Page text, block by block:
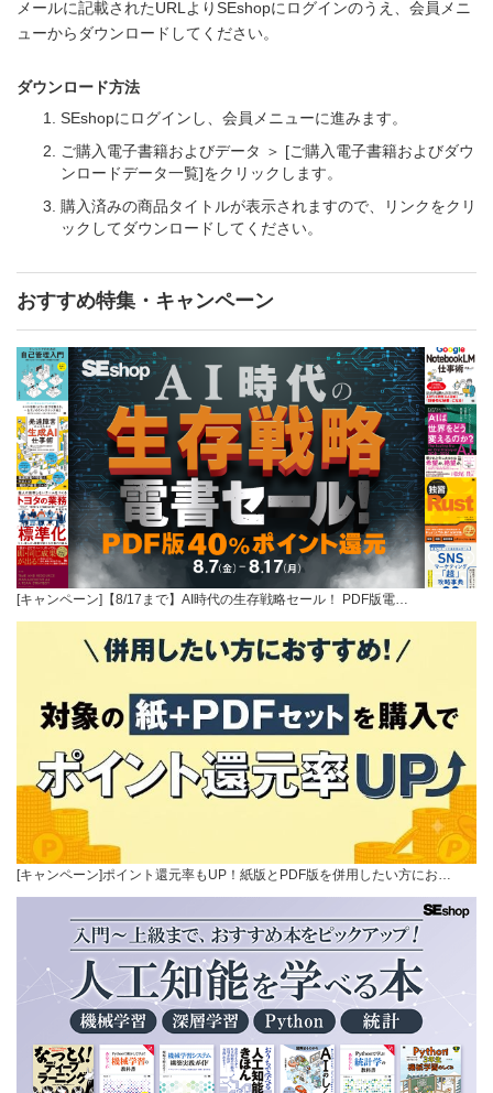
メールに記載されたURLよりSEshopにログインのうえ、会員メニ
ューからダウンロードしてください。
ダウンロード方法
SEshopにログインし、会員メニューに進みます。
ご購入電子書籍およびデータ ＞ [ご購入電子書籍およびダウ
ンロードデータ一覧]をクリックします。
購入済みの商品タイトルが表示されますので、リンクをクリ
ックしてダウンロードしてください。
おすすめ特集・キャンペーン
[キャンペーン]【8/17まで】AI時代の生存戦略セール！ PDF版電…
[キャンペーン]ポイント還元率もUP！紙版とPDF版を併用したい方にお…